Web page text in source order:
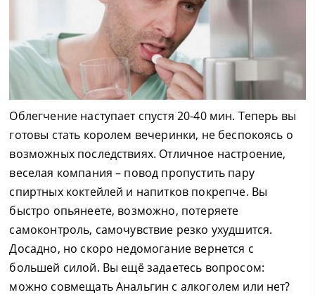
Облегчение наступает спустя 20-40 мин. Теперь вы
готовы стать королем вечеринки, не беспокоясь о
возможных последствиях. Отличное настроение,
веселая компания – повод пропустить пару
спиртных коктейлей и напитков покрепче. Вы
быстро опьянеете, возможно, потеряете
самоконтроль, самочувствие резко ухудшится.
Досадно, но скоро недомогание вернется с
большей силой. Вы ещё задаетесь вопросом:
можно совмещать Анальгин с алкоголем или нет?